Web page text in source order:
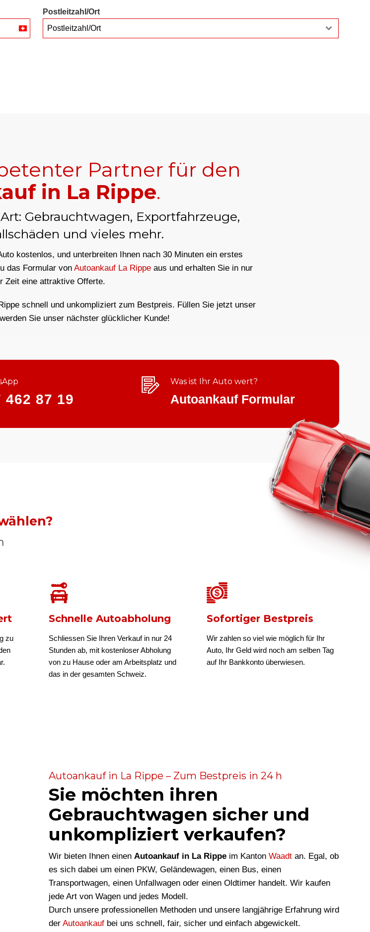
Switzerland
Postleitzahl/Ort
Postleitzahl/Ort
Partner für den
in La Rippe.
Gebrauchtwagen, Exportfahrzeuge,
und vieles mehr.
kostenlos, und unterbreiten Ihnen nach 30 Minuten ein erstes
das Formular von Autoankauf La Rippe aus und erhalten Sie in nur
Zeit eine attraktive Offerte.
schnell und unkompliziert zum Bestpreis. Füllen Sie jetzt unser
Sie unser nächster glücklicher Kunde!
462 87 19
Was ist Ihr Auto wert?
Autoankauf Formular
zu
Schnelle Autoabholung
Schliessen Sie Ihren Verkauf in nur 24
Stunden ab, mit kostenloser Abholung
von zu Hause oder am Arbeitsplatz und
das in der gesamten Schweiz.
Sofortiger Bestpreis
Wir zahlen so viel wie möglich für Ihr
Auto, Ihr Geld wird noch am selben Tag
auf Ihr Bankkonto überwiesen.
Autoankauf in La Rippe – Zum Bestpreis in 24 h
Sie möchten ihren
Gebrauchtwagen sicher und
unkompliziert verkaufen?
Wir bieten Ihnen einen Autoankauf in La Rippe im Kanton Waadt an. Egal, ob
es sich dabei um einen PKW, Geländewagen, einen Bus, einen
Transportwagen, einen Unfallwagen oder einen Oldtimer handelt. Wir kaufen
jede Art von Wagen und jedes Modell.
Durch unsere professionellen Methoden und unsere langjährige Erfahrung wird
der Autoankauf bei uns schnell, fair, sicher und einfach abgewickelt.